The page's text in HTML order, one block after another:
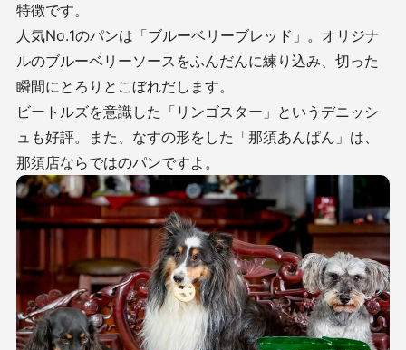
特徴です。
人気No.1のパンは「ブルーベリーブレッド」。オリジナ
ルのブルーベリーソースをふんだんに練り込み、切った
瞬間にとろりとこぼれだします。
ビートルズを意識した「リンゴスター」というデニッシ
ュも好評。また、なすの形をした「那須あんぱん」は、
那須店ならではのパンですよ。